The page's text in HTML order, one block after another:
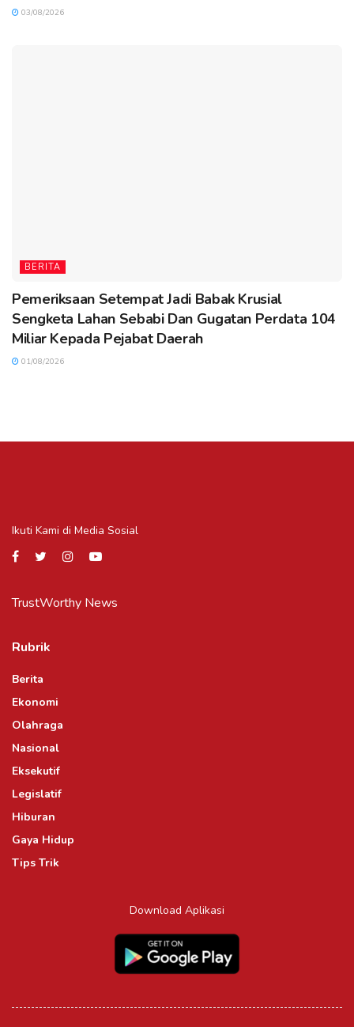
03/08/2026
BERITA
Pemeriksaan Setempat Jadi Babak Krusial
Sengketa Lahan Sebabi Dan Gugatan Perdata 104
Miliar Kepada Pejabat Daerah
01/08/2026
Ikuti Kami di Media Sosial
TrustWorthy News
Rubrik
Berita
Ekonomi
Olahraga
Nasional
Eksekutif
Legislatif
Hiburan
Gaya Hidup
Tips Trik
Download Aplikasi